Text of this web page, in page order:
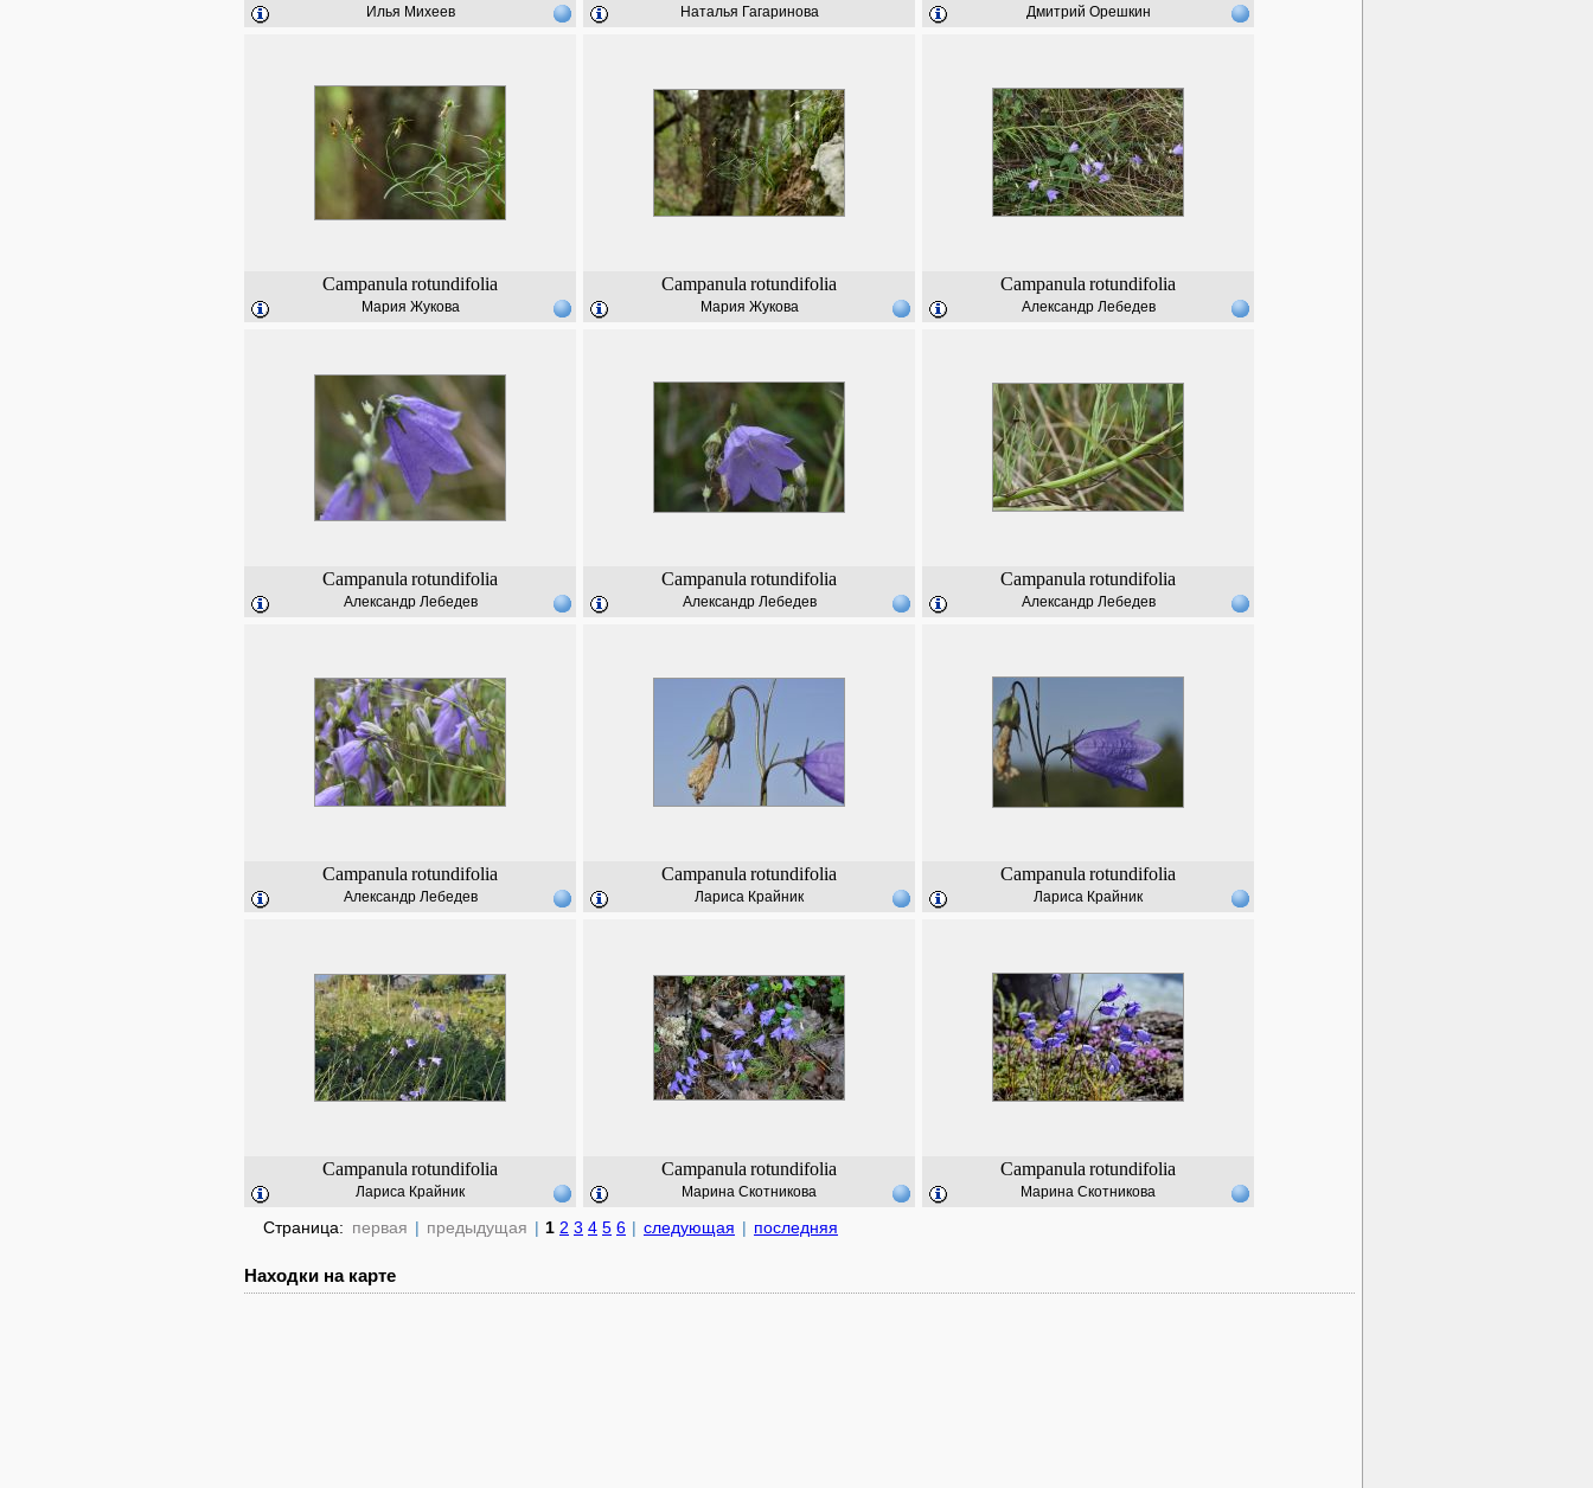
Илья Михеев Наталья Гагаринова Дмитрий Орешкин
Campanula rotundifolia
Мария Жукова
Campanula rotundifolia
Мария Жукова
Campanula rotundifolia
Александр Лебедев
Campanula rotundifolia
Александр Лебедев
Campanula rotundifolia
Александр Лебедев
Campanula rotundifolia
Александр Лебедев
Campanula rotundifolia
Александр Лебедев
Campanula rotundifolia
Лариса Крайник
Campanula rotundifolia
Лариса Крайник
Campanula rotundifolia
Лариса Крайник
Campanula rotundifolia
Марина Скотникова
Campanula rotundifolia
Марина Скотникова
Страница: первая | предыдущая | 1 2 3 4 5 6 | следующая | последняя
Находки на карте